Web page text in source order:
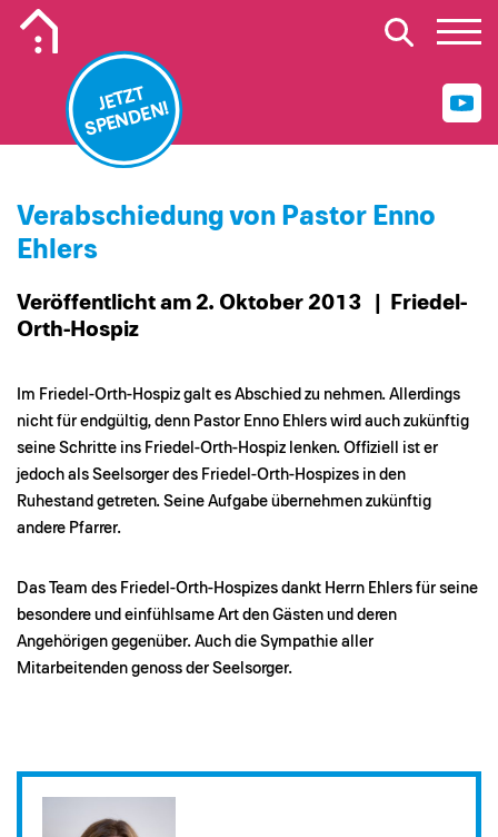
JETZT
SPENDEN!
Verabschiedung von Pastor Enno
Ehlers
Veröffentlicht am 2. Oktober 2013
| Friedel-
Orth-Hospiz
Im Friedel-Orth-Hospiz galt es Abschied zu nehmen. Allerdings
nicht für endgültig, denn Pastor Enno Ehlers wird auch zukünftig
seine Schritte ins Friedel-Orth-Hospiz lenken. Offiziell ist er
jedoch als Seelsorger des Friedel-Orth-Hospizes in den
Ruhestand getreten. Seine Aufgabe übernehmen zukünftig
andere Pfarrer.
Das Team des Friedel-Orth-Hospizes dankt Herrn Ehlers für seine
besondere und einfühlsame Art den Gästen und deren
Angehörigen gegenüber. Auch die Sympathie aller
Mitarbeitenden genoss der Seelsorger.
Mobiles Logo Mission Lebenshaus